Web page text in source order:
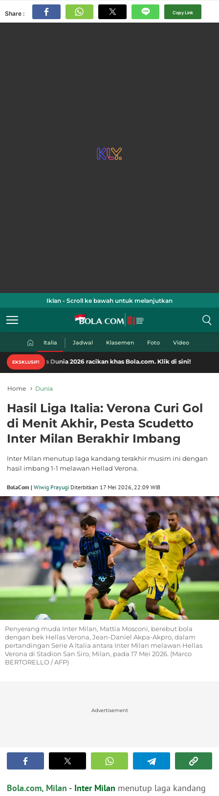
Share : Copy Link
Iklan - Scroll ke bawah untuk melanjutkan
Italia Jadwal Klasemen Foto Video
EKSKLUSIF!
Dunia 2026 racikan khas Bola.com. Klik di sini!
Home Dunia
Hasil Liga Italia: Verona Curi Gol
di Menit Akhir, Pesta Scudetto
Inter Milan Berakhir Imbang
Inter Milan menutup laga kandang terakhir musim ini dengan
hasil imbang 1-1 melawan Hellad Verona.
BolaCom | Wiwig Prayugi Diterbitkan 17 Mei 2026, 22:09 WIB
Penyerang muda Inter Milan, Mattia Mosconi, berebut bola
dengan bek Hellas Verona, Jean-Daniel Akpa-Akpro, dalam
pertandingan Serie A Italia antara Inter Milan melawan Hellas
Verona di Stadion San Siro, Milan, pada 17 Mei 2026. (Marco
BERTORELLO / AFP)
Advertisement
Bola.com, Milan - Inter Milan menutup laga kandang